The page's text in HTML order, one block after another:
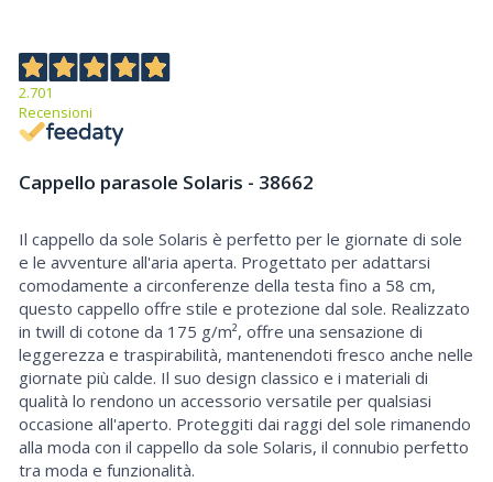
2.701
Recensioni
Cappello parasole Solaris - 38662
Il cappello da sole Solaris è perfetto per le giornate di sole
e le avventure all'aria aperta. Progettato per adattarsi
comodamente a circonferenze della testa fino a 58 cm,
questo cappello offre stile e protezione dal sole. Realizzato
in twill di cotone da 175 g/m², offre una sensazione di
leggerezza e traspirabilità, mantenendoti fresco anche nelle
giornate più calde. Il suo design classico e i materiali di
qualità lo rendono un accessorio versatile per qualsiasi
occasione all'aperto. Proteggiti dai raggi del sole rimanendo
alla moda con il cappello da sole Solaris, il connubio perfetto
tra moda e funzionalità.